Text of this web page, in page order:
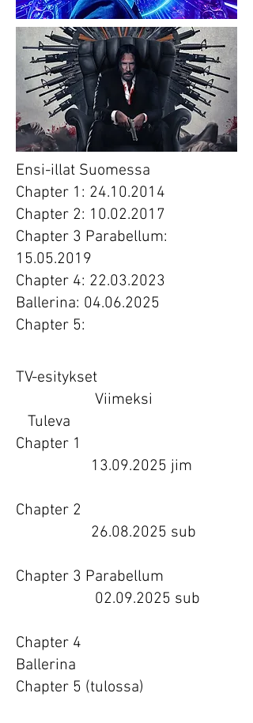
Ensi-illat Suomessa
Chapter 1: 24.10.2014
Chapter 2: 10.02.2017
Chapter 3 Parabellum:
15.05.2019
Chapter 4: 22.03.2023
Ballerina: 04.06.2025
Chapter 5:
TV-esitykset
Viimeksi
Tuleva
Chapter 1
13.09.2025 jim
Chapter 2
26.08.2025 sub
Chapter 3 Parabellum
02.09.2025 sub
Chapter 4
Ballerina
Chapter 5 (tulossa)